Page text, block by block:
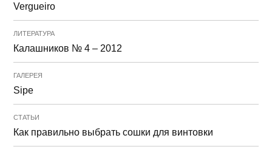
Vergueiro
ЛИТЕРАТУРА
Калашников № 4 – 2012
ГАЛЕРЕЯ
Sipe
СТАТЬИ
Как правильно выбрать сошки для винтовки